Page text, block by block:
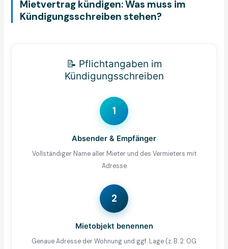
Mietvertrag kündigen: Was muss im
Kündigungsschreiben stehen?
📝 Pflichtangaben im
Kündigungsschreiben
1
Absender & Empfänger
Vollständiger Name aller Mieter und des Vermieters mit
Adresse
2
Mietobjekt benennen
Genaue Adresse der Wohnung und ggf. Lage (z. B. 2. OG